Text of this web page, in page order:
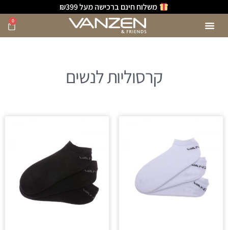
משלוח חינם ברכישה מעל ₪399
0
קרסוליות לנשים